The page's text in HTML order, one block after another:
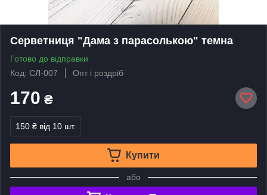
Серветниця "Дама з парасолькою" темна
Готово до відправки
Код: СЛ-007
Опт і роздріб
170 ₴
150 ₴ від 10 шт.
Купити
або